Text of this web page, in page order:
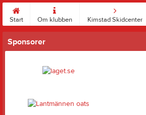
Start Om klubben Kimstad Skidcenter
Sponsorer